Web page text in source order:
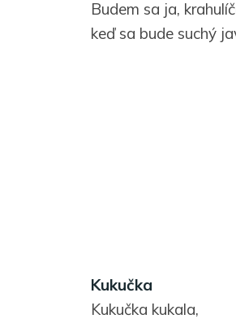
Budem sa ja,
keď sa bude suchý
Kukučka
Kukučka kukala,